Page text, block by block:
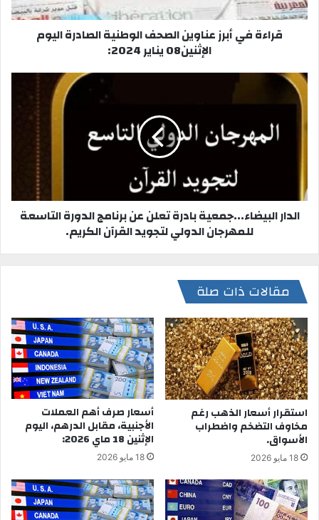
قراءة في أبرز عناوين الصحف الوطنية الصادرة اليوم
الإثنين08 يناير 2024:
الدار البيضاء...جمعية بادرة تعلن عن برنامج الدورة التاسعة
للمهرجان الدولي لتجويد القرآن الكريم.
مقالات ذات صلة
استقرار أسعار الذهب رغم
مخاوف التضخم واضطراب
الأسواق.
18 مايو 2026
أسعار صرف أهم العملات
الأجنبية، مقابل الدرهم، اليوم
الإثنين 18 ماي 2026:
18 مايو 2026